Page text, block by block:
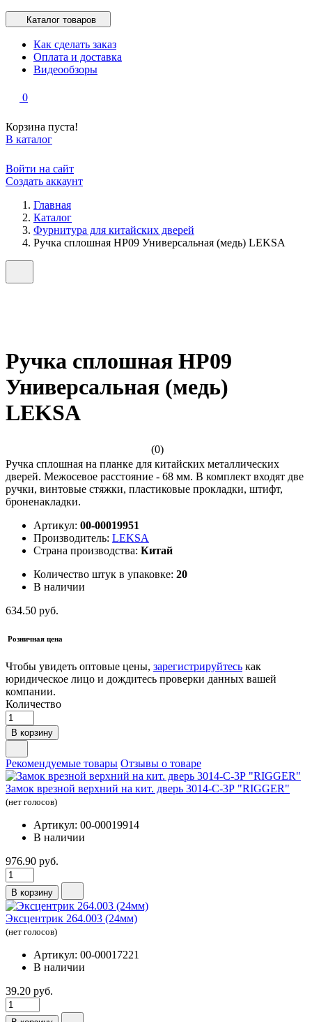
Каталог товаров
Как сделать заказ
Оплата и доставка
Видеообзоры
0
Корзина пуста!
В каталог
Войти на сайт
Создать аккаунт
Главная
Каталог
Фурнитура для китайских дверей
Ручка сплошная НР09 Универсальная (медь) LEKSA
Ручка сплошная НР09
Универсальная (медь)
LEKSA
(0)
Ручка сплошная на планке для китайских металлических
дверей. Межосевое расстояние - 68 мм. В комплект входят две
ручки, винтовые стяжки, пластиковые прокладки, штифт,
броненакладки.
Артикул: 00-00019951
Производитель: LEKSA
Страна производства: Китай
Количество штук в упаковке: 20
В наличии
634.50 руб.
Розничная цена
Чтобы увидеть оптовые цены, зарегистрируйтесь как
юридическое лицо и дождитесь проверки данных вашей
компании.
Количество
В корзину
Рекомендуемые товары Отзывы о товаре
Замок врезной верхний на кит. дверь 3014-С-3Р "RIGGER"
(нет голосов)
Артикул: 00-00019914
В наличии
976.90 руб.
В корзину
Эксцентрик 264.003 (24мм)
(нет голосов)
Артикул: 00-00017221
В наличии
39.20 руб.